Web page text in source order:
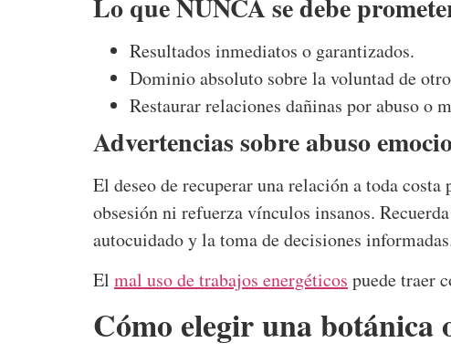
Lo que NUNCA se debe
Resultados inmediatos o garantizados.
Dominio absoluto sobre la voluntad de
Restaurar relaciones dañinas por abuso o
Advertencias sobre abuso
El deseo de recuperar una relación a toda
obsesión ni refuerza vínculos insanos.
autocuidado y la toma de decisiones
El mal uso de trabajos energéticos puede traer
Cómo elegir una